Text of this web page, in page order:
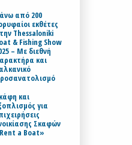
από 200
εκθέτες
Thessaloniki
& Fishing Show
– Με διεθνή
και
και
για
Σκαφών
a Boat»